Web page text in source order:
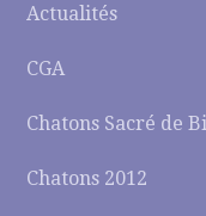
Actualités
CGA
Chatons Sacré de
Chatons 2012